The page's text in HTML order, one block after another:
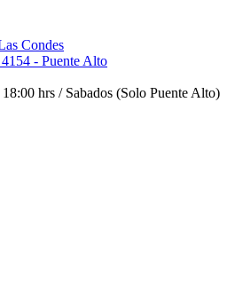
Condes
- Puente Alto
hrs / Sabados (Solo Puente Alto)